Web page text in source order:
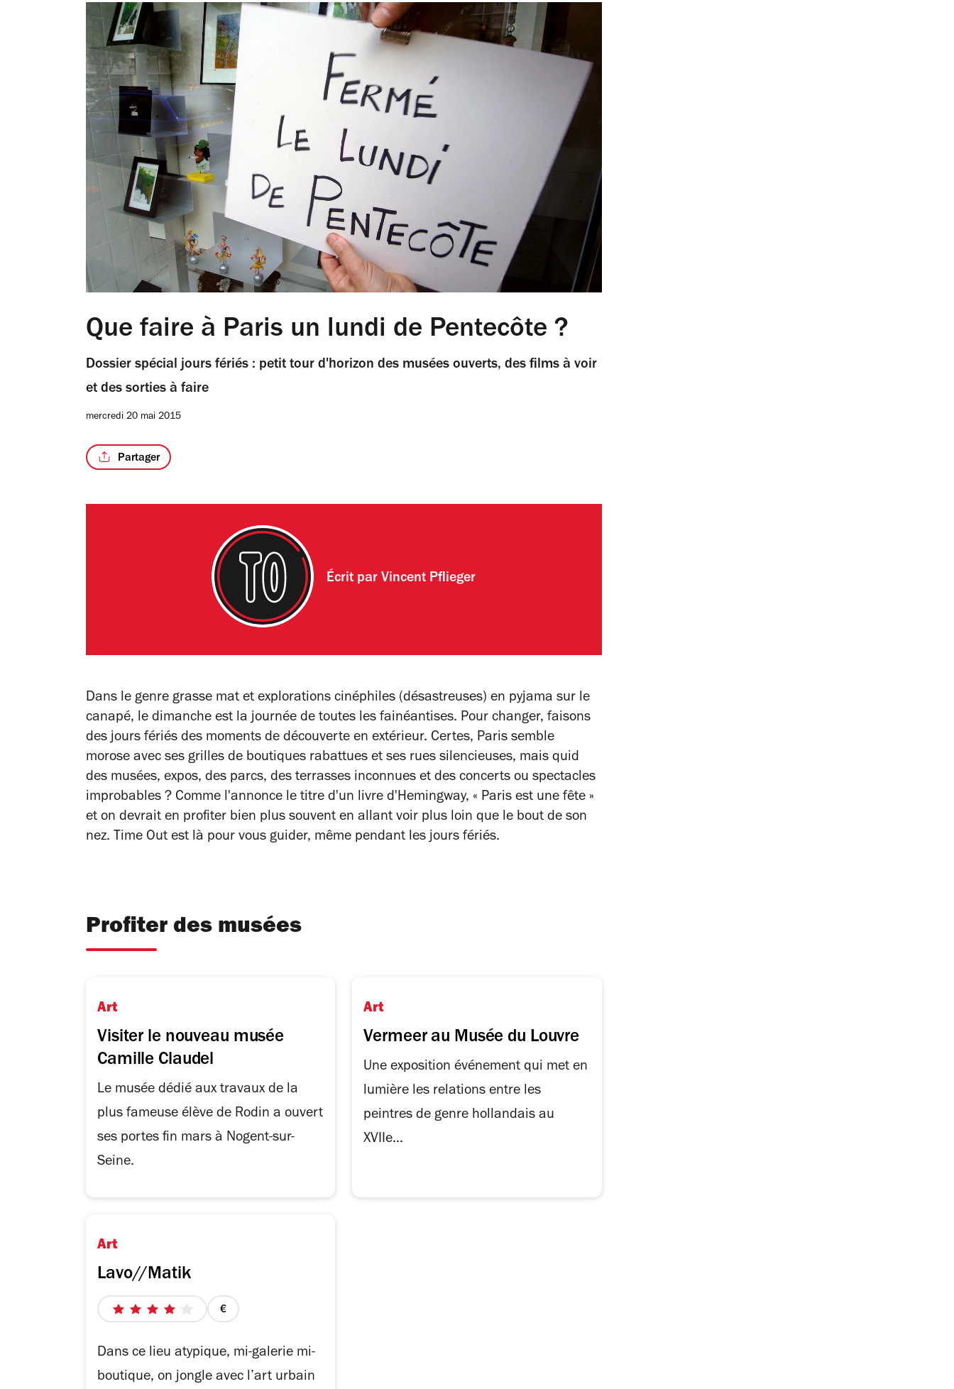
Que faire à Paris un lundi de Pentecôte ?
Dossier spécial jours fériés : petit tour d'horizon des musées ouverts, des films à voir
et des sorties à faire
mercredi 20 mai 2015
Partager
Écrit par Vincent Pflieger
Dans le genre grasse mat et explorations cinéphiles (désastreuses) en pyjama sur le
canapé, le dimanche est la journée de toutes les fainéantises. Pour changer, faisons
des jours fériés des moments de découverte en extérieur. Certes, Paris semble
morose avec ses grilles de boutiques rabattues et ses rues silencieuses, mais quid
des musées, expos, des parcs, des terrasses inconnues et des concerts ou spectacles
improbables ? Comme l'annonce le titre d'un livre d'Hemingway, « Paris est une fête »
et on devrait en profiter bien plus souvent en allant voir plus loin que le bout de son
nez. Time Out est là pour vous guider, même pendant les jours fériés.
Profiter des musées
Art
Visiter le nouveau musée
Camille Claudel
Le musée dédié aux travaux de la
plus fameuse élève de Rodin a ouvert
ses portes fin mars à Nogent-sur-
Seine.
Art
Vermeer au Musée du Louvre
Une exposition événement qui met en
lumière les relations entre les
peintres de genre hollandais au
XVIIe...
Art
Lavo//Matik
4
5
étoiles
prix
sur
Dans ce lieu atypique, mi-galerie mi-
boutique, on jongle avec l’art urbain